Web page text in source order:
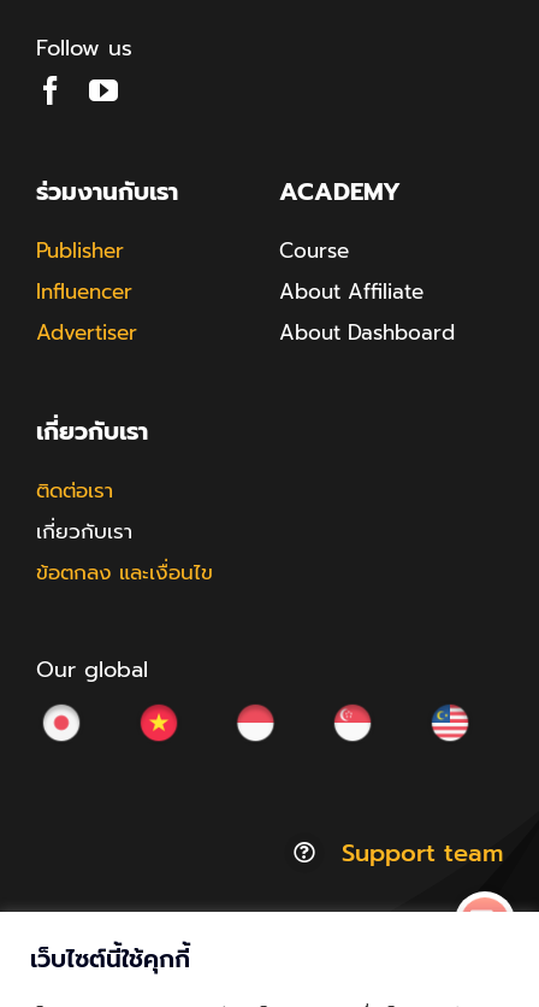
Follow us
ร่วมงานกับเรา
Publisher
Influencer
Advertiser
ACADEMY
Course
About Affiliate
About Dashboard
เกี่ยวกับเรา
ติดต่อเรา
เกี่ยวกับเรา
ข้อตกลง และเงื่อนไข
Our global
Support team
เว็บไซต์นี้ใช้คุกกี้